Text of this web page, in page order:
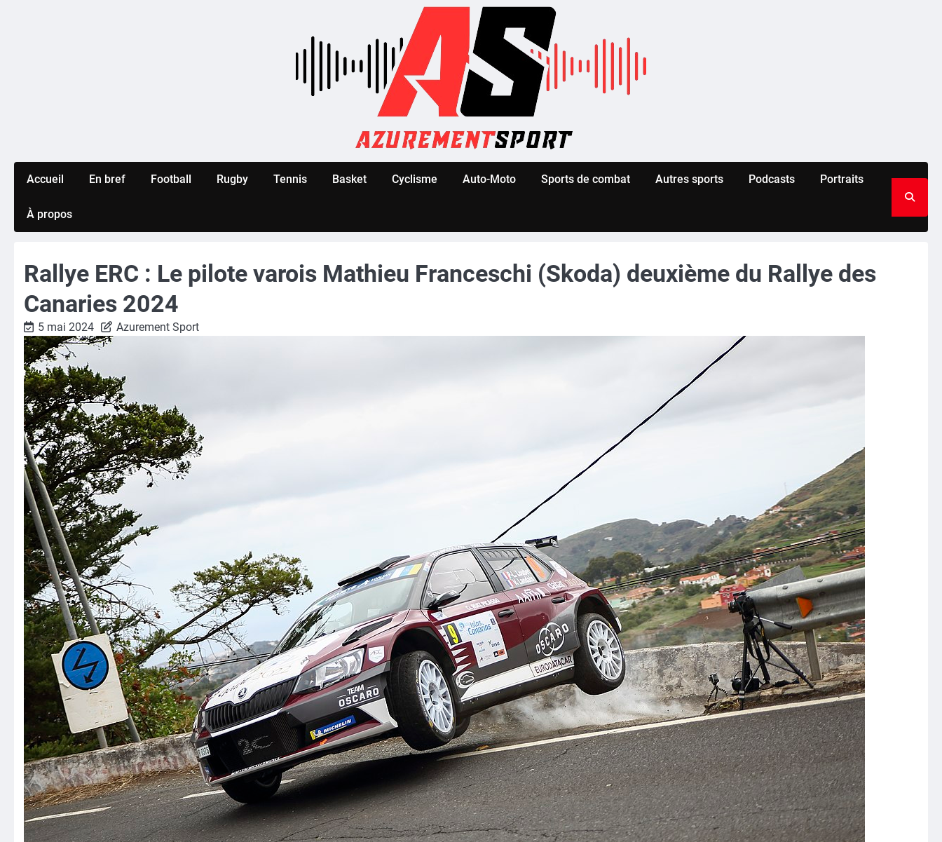
Accueil En bref Football Rugby Tennis Basket Cyclisme Auto-Moto Sports de combat Autres sports Podcasts Portraits
À propos
Rallye ERC : Le pilote varois Mathieu Franceschi (Skoda) deuxième du Rallye des
Canaries 2024
5 mai 2024 Azurement Sport